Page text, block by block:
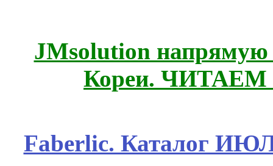
JMsolution
Кореи.
Faberlic. Каталог